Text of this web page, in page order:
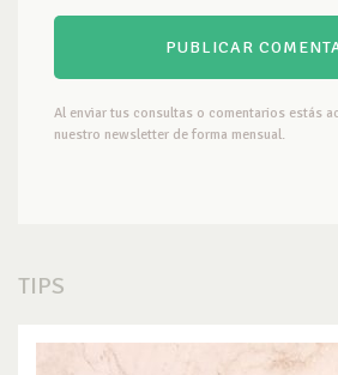
Al enviar tus consultas o comentarios estás
nuestro newsletter de forma mensual.
TIPS